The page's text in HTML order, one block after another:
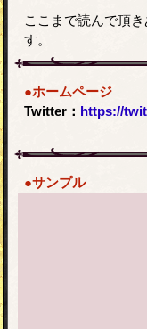
ここまで読んで頂
す。
●ホームページ
Twitter： https://
●サンプル